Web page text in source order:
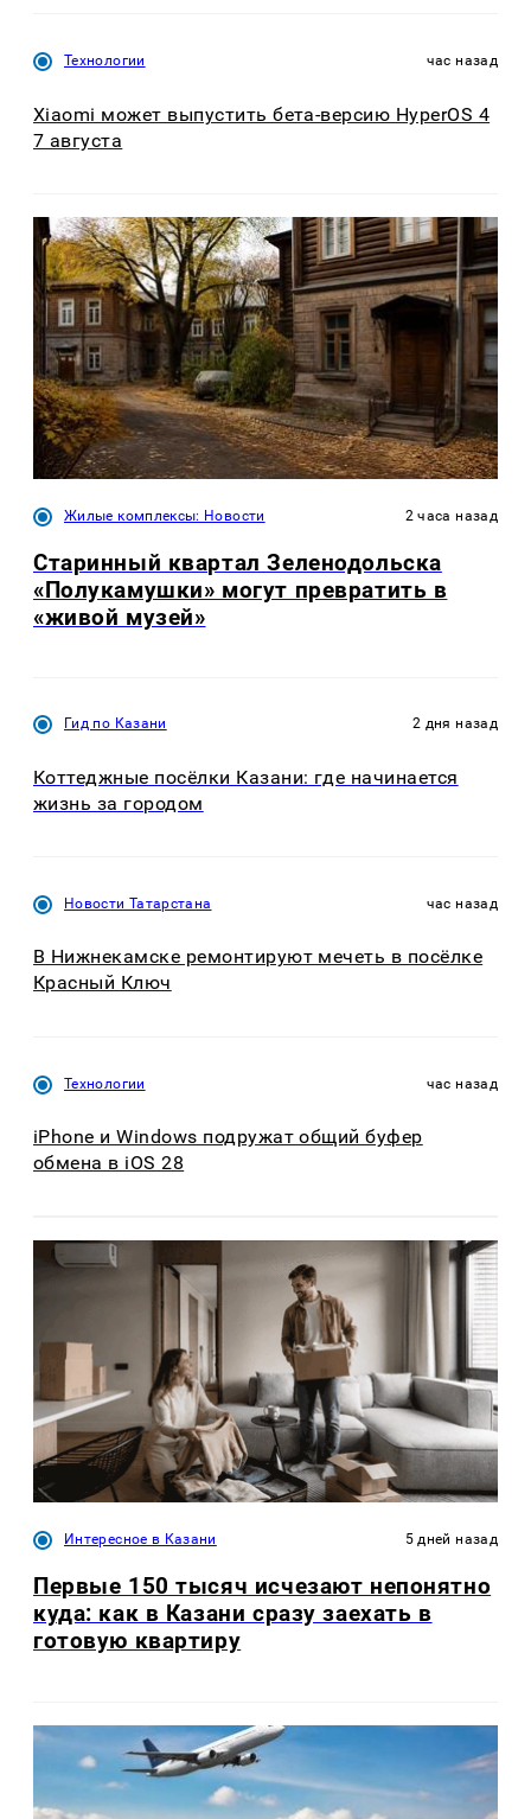
Технологии час назад
Xiaomi может выпустить бета-версию HyperOS 4
7 августа
Жилые комплексы: Новости 2 часа назад
Старинный квартал Зеленодольска
«Полукамушки» могут превратить в
«живой музей»
Гид по Казани 2 дня назад
Коттеджные посёлки Казани: где начинается
жизнь за городом
Новости Татарстана час назад
В Нижнекамске ремонтируют мечеть в посёлке
Красный Ключ
Технологии час назад
iPhone и Windows подружат общий буфер
обмена в iOS 28
Интересное в Казани 5 дней назад
Первые 150 тысяч исчезают непонятно
куда: как в Казани сразу заехать в
готовую квартиру